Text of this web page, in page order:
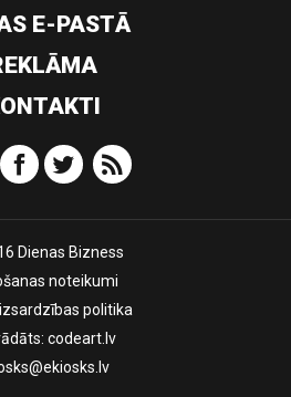
E-PASTĀ
Dienas Bizness
noteikumi
politika
codeart.lv